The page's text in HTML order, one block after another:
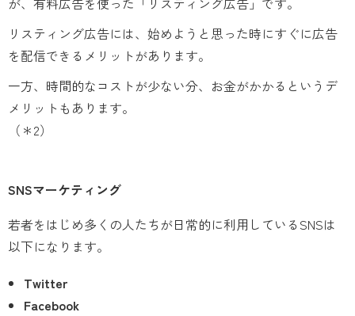
リスティング広告には、始めようと思った時にすぐに広告
を配信できるメリットがあります。
一方、時間的なコストが少ない分、お金がかかるというデ
メリットもあります。
（＊2）
SNSマーケティング
若者をはじめ多くの人たちが日常的に利用しているSNSは
以下になります。
Twitter
Facebook